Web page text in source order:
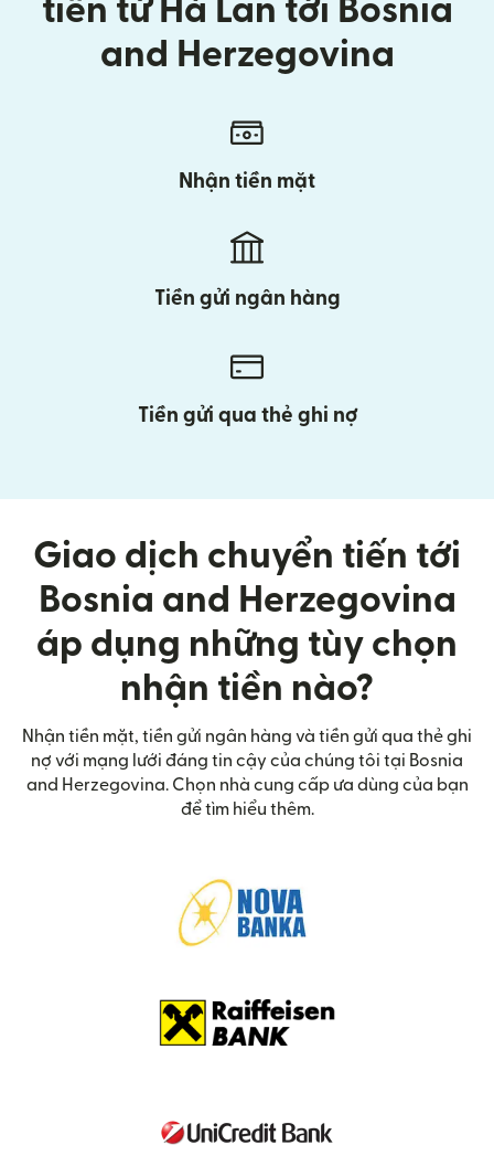
tiền từ Hà Lan tới Bosnia
and Herzegovina
Nhận tiền mặt
Tiền gửi ngân hàng
Tiền gửi qua thẻ ghi nợ
Giao dịch chuyển tiến tới
Bosnia and Herzegovina
áp dụng những tùy chọn
nhận tiền nào?
Nhận tiền mặt, tiền gửi ngân hàng và tiền gửi qua thẻ ghi
nợ với mạng lưới đáng tin cậy của chúng tôi tại Bosnia
and Herzegovina. Chọn nhà cung cấp ưa dùng của bạn
để tìm hiểu thêm.